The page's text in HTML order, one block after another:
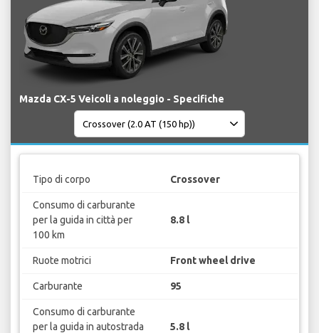
Mazda CX-5 Veicoli a noleggio - Specifiche
Tipo di corpo Crossover
Consumo di carburante
per la guida in città per
100 km
8.8 l
Ruote motrici Front wheel drive
Carburante 95
Consumo di carburante
per la guida in autostrada
5.8 l